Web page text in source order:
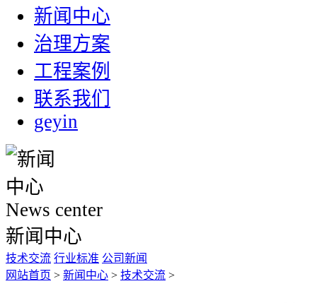
新闻中心
治理方案
工程案例
联系我们
geyin
News center
新闻中心
技术交流 行业标准 公司新闻
网站首页 > 新闻中心 > 技术交流 >